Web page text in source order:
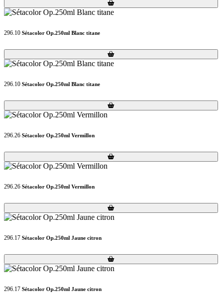
296.10 Sétacolor Op.250ml Blanc titane
Loading...
Loading...
296.10 Sétacolor Op.250ml Blanc titane
Loading...
Loading...
296.26 Sétacolor Op.250ml Vermillon
Loading...
Loading...
296.26 Sétacolor Op.250ml Vermillon
Loading...
Loading...
296.17 Sétacolor Op.250ml Jaune citron
Loading...
Loading...
296.17 Sétacolor Op.250ml Jaune citron